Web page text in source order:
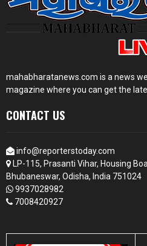
mahabharatanews.com is a news
magazine where you can get the
CONTACT US
info@reporterstoday.com
LP-115, Prasanti Vihar, Housing
Bhubaneswar, Odisha, India 751024
9937028982
7008420927